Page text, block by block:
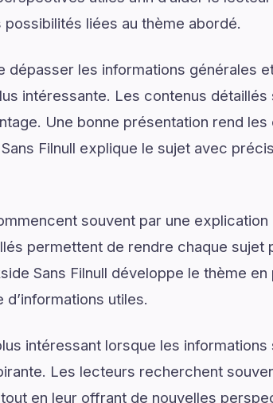
liées au thème abordé.
les informations générales
intéressante. Les contenus
Une bonne présentation rend
Filnull explique le sujet avec
souvent par une
permettent de rendre chaque sujet
Sans Filnull développe le thème
utiles.
intéressant lorsque les
Les lecteurs recherchent
en leur offrant de nouvelles